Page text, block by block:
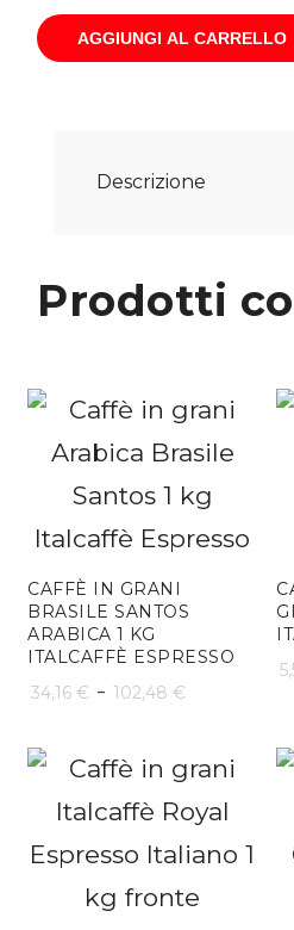
AGGIUNGI AL CARRELLO
Descrizione
Prodotti
CAFFÈ IN GRANI
BRASILE SANTOS
ARABICA 1 KG
ITALCAFFÈ ESPRESSO
34,16 € - 102,48 €
prezzo:
da
34,16 €
a